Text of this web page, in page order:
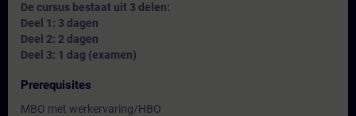
De cursus bestaat uit 3 delen:
Deel 1: 3 dagen
Deel 2: 2 dagen
Deel 3: 1 dag (examen)
Prerequisites
MBO met werkervaring/HBO